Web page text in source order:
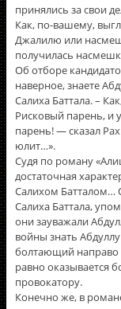
принялись за свои
Как, по-вашему,
Джалилю или
получилась
Об отборе
наверное, знаете
Салиха Баттала. –
Рисковый парень, и
парень! — сказал
юлит…».
Судя по роману
достаточная
Салихом Батталом…
Салиха Баттала,
они зауважали
войны знать
болтающий направо
равно оказывается
провокатору.
Конечно же, в